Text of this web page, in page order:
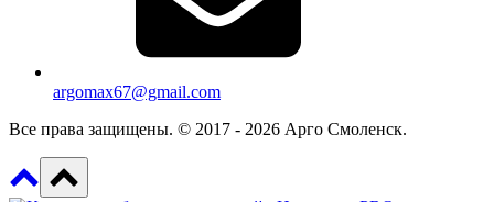
argomax67@gmail.com
Все права защищены. © 2017 - 2026 Арго Смоленск.